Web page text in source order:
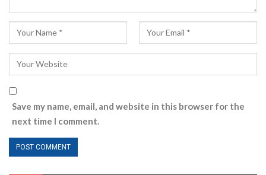
Save my name, email, and website in this browser for the
next time I comment.